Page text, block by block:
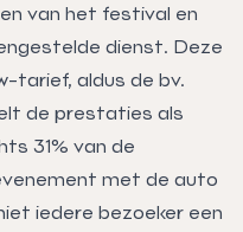
van het festival en
dienst. Deze
tarief, aldus de bv.
de prestaties als
31% van de
met de auto
iedere bezoeker een